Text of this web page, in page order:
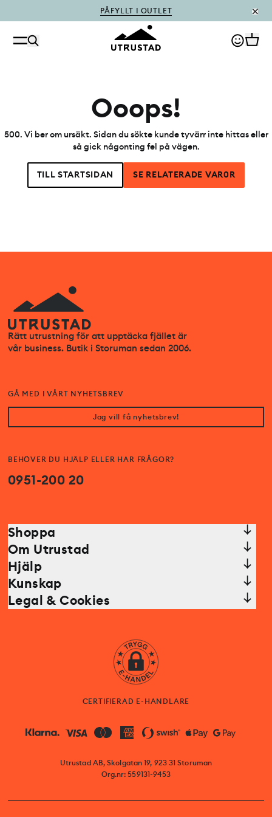
PÅFYLLT I OUTLET
Ooops!
500. Vi ber om ursäkt. Sidan du sökte kunde tyvärr inte hittas eller
så gick någonting fel på vägen.
TILL STARTSIDAN SE RELATERADE VAR0R
Rätt utrustning för att upptäcka fjället är
vår business. Butik i Storuman sedan 2006.
BEHÖVER DU HJÄLP ELLER HAR FRÅGOR?
0951-200 20
GÅ MED I VÅRT NYHETSBREV
Jag vill få nyhetsbrev!
Shoppa
Om Utrustad
Hjälp
Kunskap
Legal & Cookies
CERTIFIERAD E-HANDLARE
Utrustad AB, Skolgatan 19, 923 31 Storuman
Org.nr: 559131-9453